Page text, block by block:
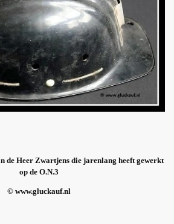
de Heer Zwartjens die jarenlang heeft gewerkt
op de O.N.3
© www.gluckauf.nl